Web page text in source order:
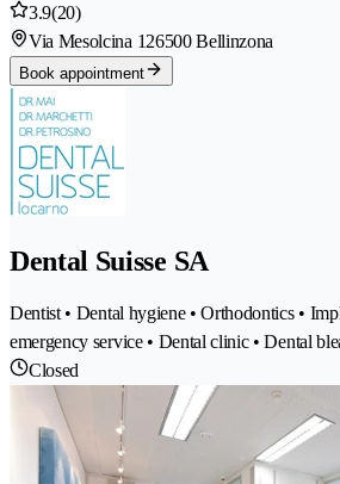
3.9(20)
Via Mesolcina 126500 Bellinzona
Book appointment
Dental Suisse SA
Dentist • Dental hygiene • Orthodontics •
emergency service • Dental clinic • Dental
Closed